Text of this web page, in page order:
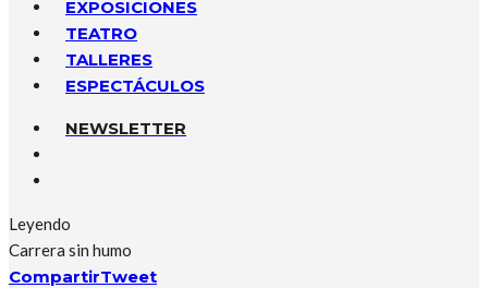
EXPOSICIONES
TEATRO
TALLERES
ESPECTÁCULOS
NEWSLETTER
Leyendo
Carrera sin humo
CompartirTweet